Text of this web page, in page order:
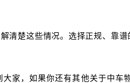
清楚这些情况。选择正规、靠
家，如果你还有其他关于中车